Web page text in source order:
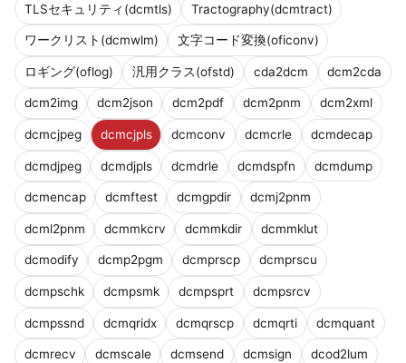
TLSセキュリティ(dcmtls) Tractography(dcmtract)
ワークリスト(dcmwlm) 文字コード変換(oficonv)
ロギング(oflog) 汎用クラス(ofstd) cda2dcm dcm2cda
dcm2img dcm2json dcm2pdf dcm2pnm dcm2xml
dcmcjpeg dcmcjpls dcmconv dcmcrle dcmdecap
dcmdjpeg dcmdjpls dcmdrle dcmdspfn dcmdump
dcmencap dcmftest dcmgpdir dcmj2pnm
dcml2pnm dcmmkcrv dcmmkdir dcmmklut
dcmodify dcmp2pgm dcmprscp dcmprscu
dcmpschk dcmpsmk dcmpsprt dcmpsrcv
dcmpssnd dcmqridx dcmqrscp dcmqrti dcmquant
dcmrecv dcmscale dcmsend dcmsign dcod2lum